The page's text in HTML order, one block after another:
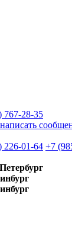
767-28-35
написать
226-01-64 +7